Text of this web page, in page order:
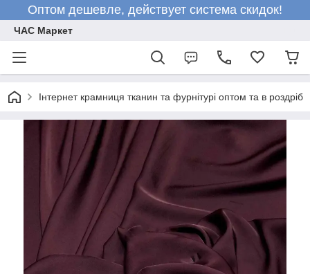
Оптом дешевле, действует система скидок!
ЧАС Маркет
Інтернет крамниця тканин та фурнітурі оптом та в роздріб